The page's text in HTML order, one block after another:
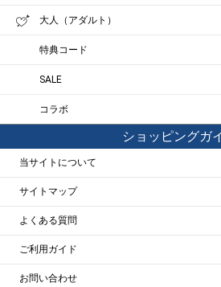
大人（アダルト）
特典コード
SALE
コラボ
ショッピングガ
当サイトについて
サイトマップ
よくある質問
ご利用ガイド
お問い合わせ